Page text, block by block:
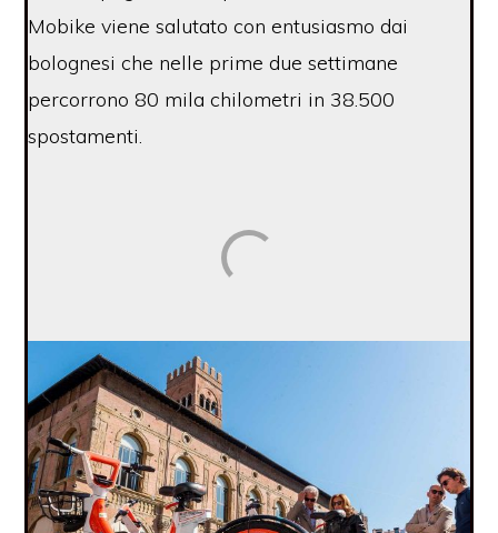
Mobike viene salutato con entusiasmo dai
bolognesi che nelle prime due settimane
percorrono 80 mila chilometri in 38.500
spostamenti.